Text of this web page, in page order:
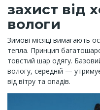
захист від
вологи
Зимові місяці вимагають
тепла. Принцип
товстий шар одягу.
вологу, середній —
від вітру та опадів.